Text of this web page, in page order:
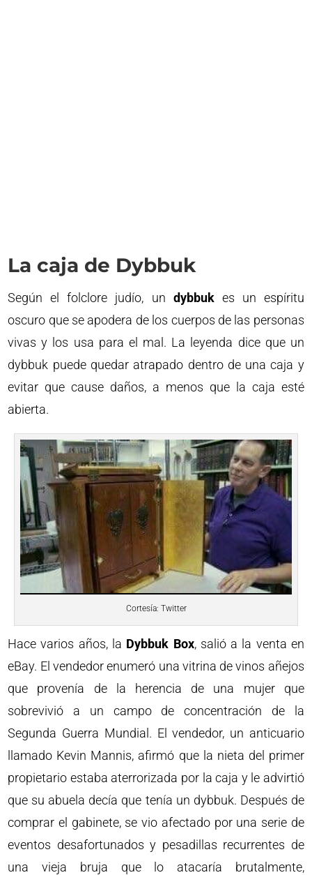
La caja de Dybbuk
Según el folclore judío, un dybbukes un espíritu
oscuro que se apodera de los cuerpos de las personas
vivas y los usa para el mal. La leyenda dice que un
dybbuk puede quedar atrapado dentro de una caja y
evitar que cause daños, a menos que la caja esté
abierta.
Cortesía: Twitter
Hace varios años, la Dybbuk Box, salió a la venta en
eBay. El vendedor enumeró una vitrina de vinos añejos
que provenía de la herencia de una mujer que
sobrevivió a un campo de concentración de la
Segunda Guerra Mundial. El vendedor, un anticuario
llamado Kevin Mannis, afirmó que la nieta del primer
propietario estaba aterrorizada por la caja y le advirtió
que su abuela decía que tenía un dybbuk. Después de
comprar el gabinete, se vio afectado por una serie de
eventos desafortunados y pesadillas recurrentes de
una vieja bruja que lo atacaría brutalmente,